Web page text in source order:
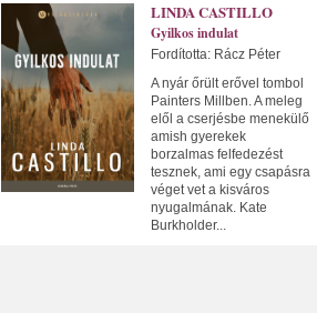
LINDA CASTILLO
Gyilkos indulat
Fordította: Rácz Péter
A nyár őrült erővel tombol
Painters Millben. A meleg
elől a cserjésbe menekülő
amish gyerekek
borzalmas felfedezést
tesznek, ami egy csapásra
véget vet a kisváros
nyugalmának. Kate
Burkholder...